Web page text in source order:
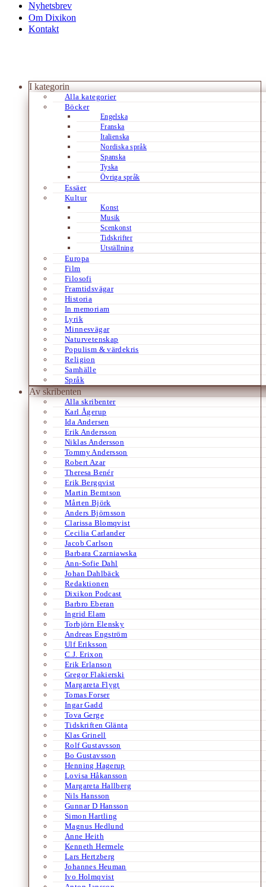
Nyhetsbrev
Om Dixikon
Kontakt
I kategorin
Alla kategorier
Böcker
Engelska
Franska
Italienska
Nordiska språk
Spanska
Tyska
Övriga språk
Essäer
Kultur
Konst
Musik
Scenkonst
Tidskrifter
Utställning
Europa
Film
Filosofi
Framtidsvägar
Historia
In memoriam
Lyrik
Minnesvägar
Naturvetenskap
Populism & värdekris
Religion
Samhälle
Språk
Av skribenten
Alla skribenter
Karl Ågerup
Ida Andersen
Erik Andersson
Niklas Andersson
Tommy Andersson
Robert Azar
Theresa Benér
Erik Bergqvist
Martin Berntson
Mårten Björk
Anders Björnsson
Clarissa Blomqvist
Cecilia Carlander
Jacob Carlson
Barbara Czarniawska
Ann-Sofie Dahl
Johan Dahlbäck
Redaktionen
Dixikon Podcast
Barbro Eberan
Ingrid Elam
Torbjörn Elensky
Andreas Engström
Ulf Eriksson
C.J. Erixon
Erik Erlanson
Gregor Flakierski
Margareta Flygt
Tomas Forser
Ingar Gadd
Tova Gerge
Tidskriften Glänta
Klas Grinell
Rolf Gustavsson
Bo Gustavsson
Henning Hagerup
Lovisa Håkansson
Margareta Hallberg
Nils Hansson
Gunnar D Hansson
Simon Hartling
Magnus Hedlund
Anne Heith
Kenneth Hermele
Lars Hertzberg
Johannes Heuman
Ivo Holmqvist